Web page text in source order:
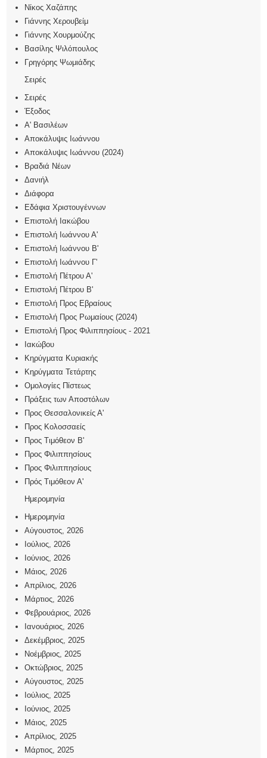
Νίκος Χαζάπης
Γιάννης Χερουβείμ
Γιάννης Χουρμούζης
Βασίλης Ψιλόπουλος
Γρηγόρης Ψωμιάδης
Σειρές
Σειρές
Έξοδος
Α' Βασιλέων
Αποκάλυψις Iωάννου
Αποκάλυψις Ιωάννου (2024)
Βραδιά Νέων
Δανιήλ
Διάφορα
Εδάφια Χριστουγέννων
Επιστολή Ιακώβου
Επιστολή Ιωάννου Α'
Επιστολή Ιωάννου Β'
Επιστολή Ιωάννου Γ'
Επιστολή Πέτρου Α'
Επιστολή Πέτρου Β'
Επιστολή Προς Εβραίους
Επιστολή Προς Ρωμαίους (2024)
Επιστολή Προς Φιλιππησίους - 2021
Ιακώβου
Κηρύγματα Κυριακής
Κηρύγματα Τετάρτης
Ομολογίες Πίστεως
Πράξεις των Αποστόλων
Προς Θεσσαλονικείς Α'
Προς Κολοσσαείς
Προς Τιμόθεον Β'
Προς Φιλιππησίους
Προς Φιλιππησίους
Πρός Τιμόθεον Α'
Ημερομηνία
Ημερομηνία
Αύγουστος, 2026
Ιούλιος, 2026
Ιούνιος, 2026
Μάιος, 2026
Απρίλιος, 2026
Μάρτιος, 2026
Φεβρουάριος, 2026
Ιανουάριος, 2026
Δεκέμβριος, 2025
Νοέμβριος, 2025
Οκτώβριος, 2025
Αύγουστος, 2025
Ιούλιος, 2025
Ιούνιος, 2025
Μάιος, 2025
Απρίλιος, 2025
Μάρτιος, 2025